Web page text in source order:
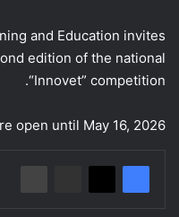
and Education invites
edition of the national
“Innovet” competition.
open until May 16, 2026